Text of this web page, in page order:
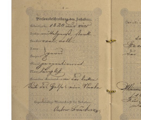
Galéria
Újság Archívum
Emlékezzünk †
Nyelv
Magyar Deutsch English